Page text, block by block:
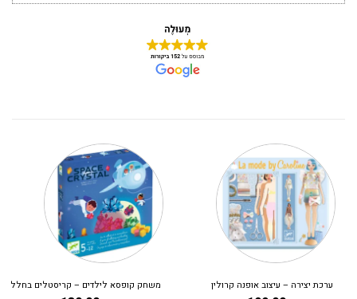
ערכת יצירה – עיצוב אופנה קרולין משחק קופסא לילדים – קריסטלים בחלל